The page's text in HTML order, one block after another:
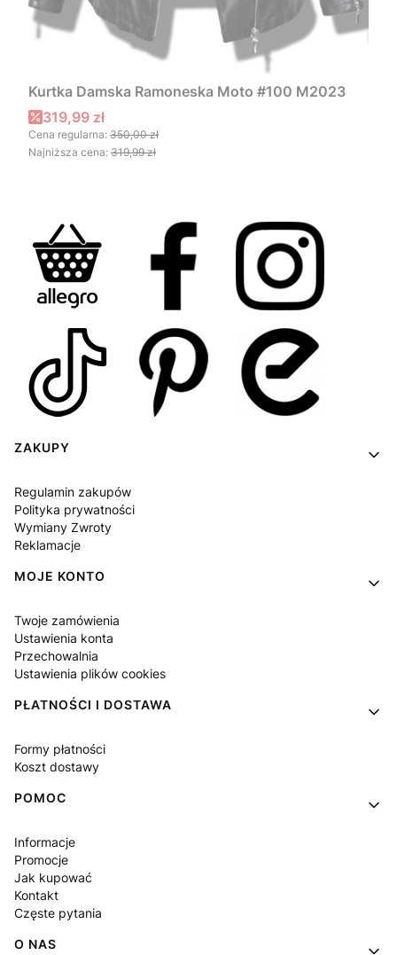
Kurtka Damska Ramoneska Moto #100 M2023
Cena promocyjna
319,99 zł
Cena regularna: 350,00 zł
Najniższa cena: 319,99 zł
Linki w stopce
ZAKUPY
Regulamin zakupów
Polityka prywatności
Wymiany Zwroty
Reklamacje
MOJE KONTO
Twoje zamówienia
Ustawienia konta
Przechowalnia
Ustawienia plików cookies
PŁATNOŚCI I DOSTAWA
Formy płatności
Koszt dostawy
POMOC
Informacje
Promocje
Jak kupować
Kontakt
Częste pytania
O NAS